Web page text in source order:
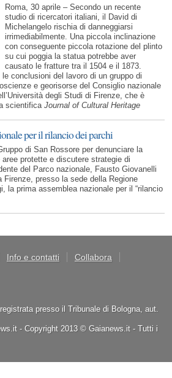
Roma, 30 aprile – Secondo un recente
studio di ricercatori italiani, il David di
Michelangelo rischia di danneggiarsi
irrimediabilmente. Una piccola inclinazione
con conseguente piccola rotazione del plinto
su cui poggia la statua potrebbe aver
causato le fratture tra il 1504 e il 1873.
conclusioni del lavoro di un gruppo di
e georisorse del Consiglio nazionale
degli Studi di Firenze, che è
scientifica Journal of Cultural Heritage
per il rilancio dei parchi
di San Rossore per denunciare la
protette e discutere strategie di
del Parco nazionale, Fausto Giovanelli
Firenze, presso la sede della Regione
la prima assemblea nazionale per il “rilancio
Info e contatti
Collabora
presso il Tribunale di Bologna, aut.
- Copyright 2013 © Gaianews.it - Tutti i